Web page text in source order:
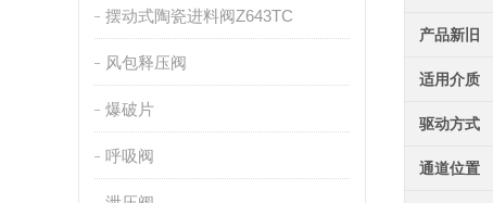
摆动式陶瓷进料阀Z643TC
风包释压阀
爆破片
呼吸阀
产品新旧
适用介质
驱动方式
通道位置